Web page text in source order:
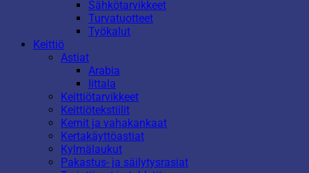
Sähkötarvikkeet
Turvatuotteet
Työkalut
Keittiö
Astiat
Arabia
Iittala
Keittiötarvikkeet
Keittiötekstiilit
Kernit ja vahakankaat
Kertakäyttöastiat
Kylmälaukut
Pakastus- ja säilytysrasiat